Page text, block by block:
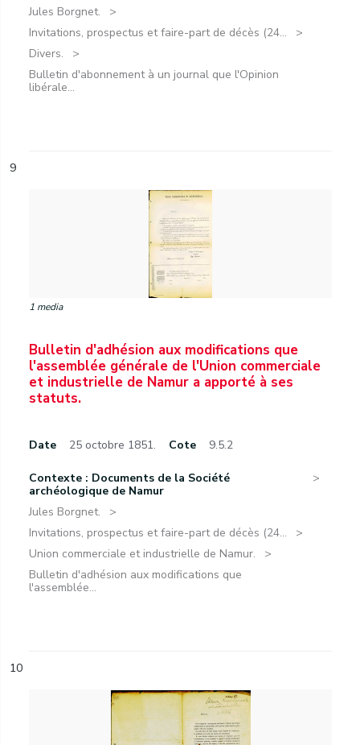
Jules Borgnet.
Invitations, prospectus et faire-part de décès (24...
Divers.
Bulletin d'abonnement à un journal que l'Opinion
libérale...
9
1 media
Bulletin d'adhésion aux modifications que
l'assemblée générale de l'Union commerciale
et industrielle de Namur a apporté à ses
statuts.
Date 25 octobre 1851. Cote 9.5.2
Contexte : Documents de la Société
archéologique de Namur
Jules Borgnet.
Invitations, prospectus et faire-part de décès (24...
Union commerciale et industrielle de Namur.
Bulletin d'adhésion aux modifications que
l'assemblée...
10